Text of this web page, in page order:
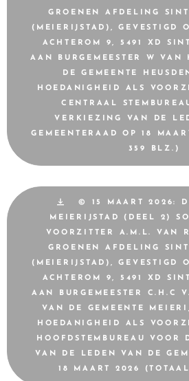
GROENEN AFDELING
(MEIERIJSTAD), GEVESTIGD
ACHTEROM 9, 5491 XD
AAN BURGEMEESTER W VAN
DE GEMEENTE
HOEDANIGHEID ALS
CENTRAAL
VERKIEZING VAN DE
GEMEENTERAAD OP 18
359 BLZ.)
© 15 MAART 2026:
MEIERIJSTAD (DEEL 2)
VOORZITTER A.M.L. VAN
GROENEN AFDELING
(MEIERIJSTAD), GEVESTIGD
ACHTEROM 9, 5491 XD
AAN BURGEMEESTER C.H.C
VAN DE GEMEENTE
HOEDANIGHEID ALS
HOOFDSTEMBUREAU VOOR
VAN DE LEDEN VAN DE
18 MAART 2026